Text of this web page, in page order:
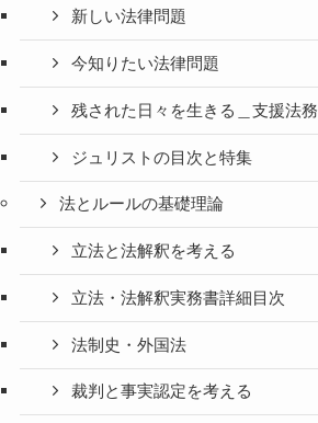
新しい法律問題
今知りたい法律問題
残された日々を生きる＿支援法務
ジュリストの目次と特集
法とルールの基礎理論
立法と法解釈を考える
立法・法解釈実務書詳細目次
法制史・外国法
裁判と事実認定を考える